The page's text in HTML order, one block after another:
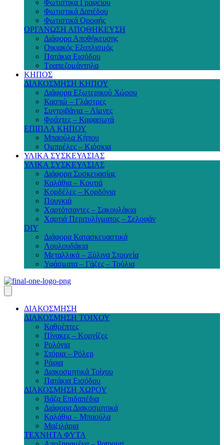
Φωτιστικά Γραφείου
Φωτιστικά Δαπέδου
Φωτιστικά Οροφής
ΟΡΓΑΝΩΣΗ ΑΠΟΘΗΚΕΥΣΗ
Διάφορα Αποθήκευσης
Οικιακός Εξοπλισμός
Πατάκια Εισόδου
Τραπεζομάντηλα
ΚΗΠΟΣ
ΔΙΑΚΟΣΜΗΣΗ ΚΗΠΟΥ
Διάφορα Εξωτερικού Χώρου
Κασπώ – Γλάστρες
Συντριβάνια – Λίμνες
Φράχτες – Καφασωτά
ΕΠΙΠΛΑ ΚΗΠΟΥ
Μπαούλα Κήπου
Ομπρέλες – Κιόσκια
ΥΛΙΚΑ ΣΥΣΚΕΥΑΣΙΑΣ
ΥΛΙΚΑ ΣΥΣΚΕΥΑΣΙΑΣ
Διάφορα Συσκευασίας
Καλάθια – Κουτιά
Κορδέλες – Κορδόνια
Πουγκιά
Χαρτότσαντες – Σακουλάκια
Χαρτιά Περιτυλίγματος – Σελοφάν
DIY
Διάφορα Κατασκευαστικά
Λουλουδάκια
Μεταλλικά – Ξύλινα Στοιχεία
Υφάσματα – Γάζες – Τούλια
ΔΙΑΚΟΣΜΗΣΗ
ΔΙΑΚΟΣΜΗΣΗ ΤΟΙΧΟΥ
Καθρέπτες
Πίνακες – Κορνίζες
Ρολόγια
Στόρια – Ρόλερ
Ράφια
Διακοσμητικά Τοίχου
Πατάκια Εισόδου
ΔΙΑΚΟΣΜΗΣΗ ΧΩΡΟΥ
Βάζα Επιδαπέδια
Διάφορα Διακοσμητικά
Καλάθια – Μπαούλα
Μαξιλάρια
ΤΕΧΝΗΤΑ ΦΥΤΑ